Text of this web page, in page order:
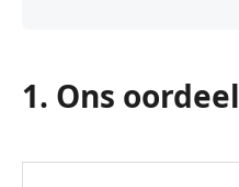
2.
is
1. Ons oordeel